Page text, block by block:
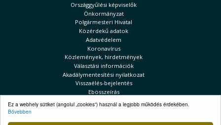
Ez a webhely sütiket (angolul „cookies”) használ a legjobb működés érdekében.
Bővebben
Országgyűlési képviselők
Önkormányzat
Polgármesteri Hivatal
Közérdekű adatok
Adatvédelem
Koronavírus
Közlemények, hirdetmények
Választási információk
Akadálymentesítési nyilatkozat
Visszaélés-bejelentés
Ebösszeírás
Kecskeméti Hírek